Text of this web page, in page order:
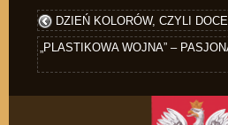
DZIEŃ KOLORÓW, CZYLI
„PLASTIKOWA WOJNA” –